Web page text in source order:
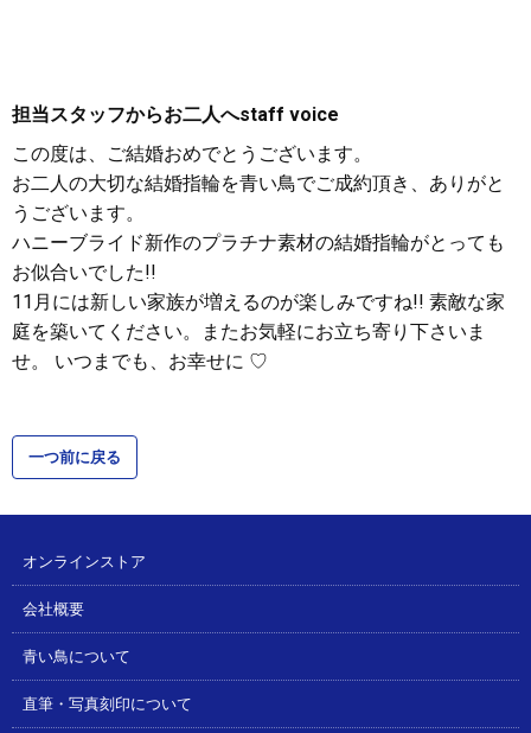
担当スタッフからお二人へstaff voice
この度は、ご結婚おめでとうございます。
お二人の大切な結婚指輪を青い鳥でご成約頂き、ありがと
うございます。
ハニーブライド新作のプラチナ素材の結婚指輪がとっても
お似合いでした!!
11月には新しい家族が増えるのが楽しみですね!! 素敵な家
庭を築いてください。またお気軽にお立ち寄り下さいま
せ。 いつまでも、お幸せに ♡
一つ前に戻る
オンラインストア
会社概要
青い鳥について
直筆・写真刻印について